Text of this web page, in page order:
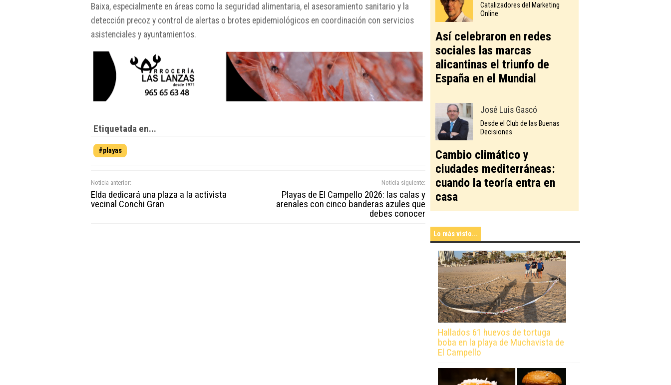
Baixa, especialmente en áreas como la seguridad alimentaria, el asesoramiento sanitario y la
detección precoz y control de alertas o brotes epidemiológicos en coordinación con servicios
asistenciales y ayuntamientos.
Etiquetada en...
#playas
Noticia anterior:
Elda dedicará una plaza a la activista
vecinal Conchi Gran
Noticia siguiente:
Playas de El Campello 2026: las calas y
arenales con cinco banderas azules que
debes conocer
Catalizadores del Marketing
Online
Así celebraron en redes
sociales las marcas
alicantinas el triunfo de
España en el Mundial
José Luis Gascó
Desde el Club de las Buenas
Decisiones
Cambio climático y
ciudades mediterráneas:
cuando la teoría entra en
casa
Lo más visto...
Hallados 61 huevos de tortuga
boba en la playa de Muchavista de
El Campello